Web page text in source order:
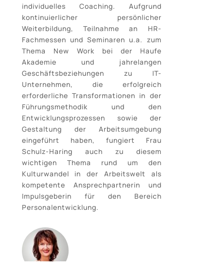
individuelles Coaching. Aufgrund
kontinuierlicher persönlicher
Weiterbildung, Teilnahme an HR-
Fachmessen und Seminaren u.a. zum
Thema New Work bei der Haufe
Akademie und jahrelangen
Geschäftsbeziehungen zu IT-
Unternehmen, die erfolgreich
erforderliche Transformationen in der
Führungsmethodik und den
Entwicklungsprozessen sowie der
Gestaltung der Arbeitsumgebung
eingeführt haben, fungiert Frau
Schulz-Haring auch zu diesem
wichtigen Thema rund um den
Kulturwandel in der Arbeitswelt als
kompetente Ansprechpartnerin und
Impulsgeberin für den Bereich
Personalentwicklung.